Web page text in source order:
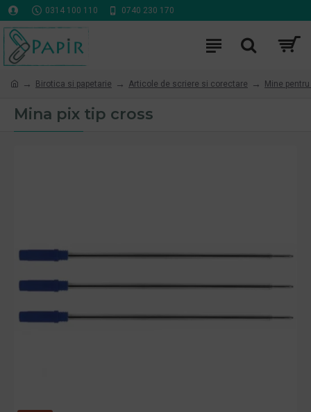
0314 100 110 0740 230 170
Birotica si papetarie Articole de scriere si corectare Mine
Mina pix tip cross